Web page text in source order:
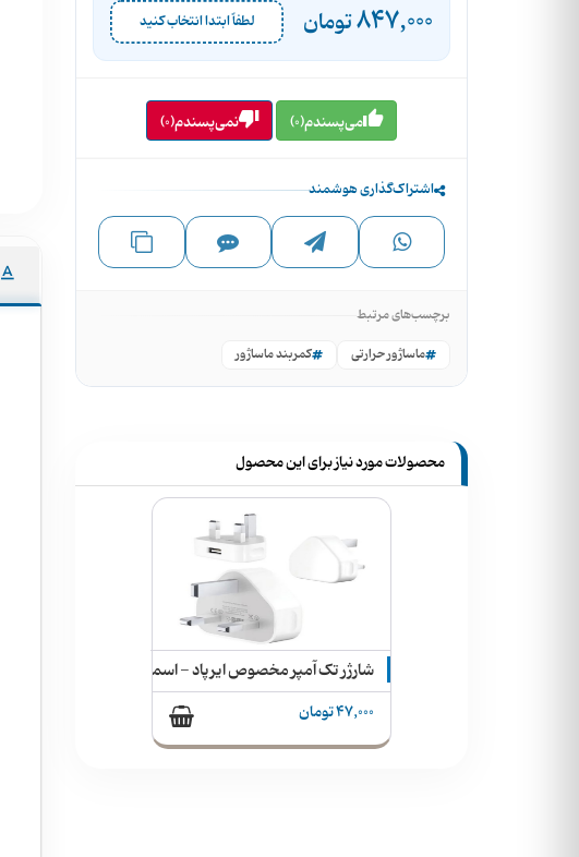
847,000تومان لطفاً ابتدا انتخاب کنید
می‌پسندم(0) نمی‌پسندم(0)
اشتراک‌گذاری هوشمند
برچسب‌های مرتبط
ماساژور حرارتی
کمربند ماساژور
محصولات مورد نیاز برای این محصول
47,000 تومان